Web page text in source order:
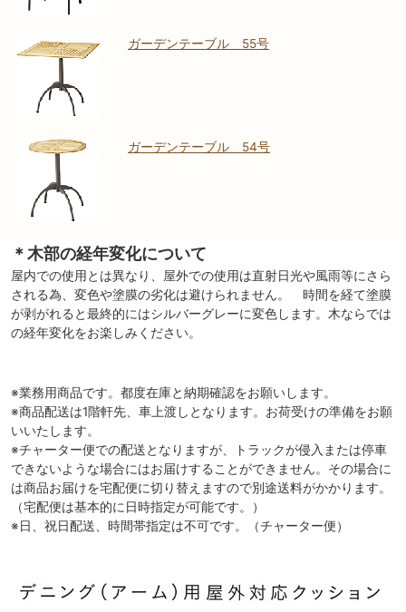
ガーデンテーブル 55号
ガーデンテーブル 54号
＊木部の経年変化について
屋内での使用とは異なり、屋外での使用は直射日光や風雨等にさら
される為、変色や塗膜の劣化は避けられません。 時間を経て塗膜
が剥がれると最終的にはシルバーグレーに変色します。木ならでは
の経年変化をお楽しみください。
※業務用商品です。都度在庫と納期確認をお願いします。
※商品配送は1階軒先、車上渡しとなります。お荷受けの準備をお願
いいたします。
※チャーター便での配送となりますが、トラックが侵入または停車
できないような場合にはお届けすることができません。その場合に
は商品お届けを宅配便に切り替えますので別途送料がかかります。
（宅配便は基本的に日時指定が可能です。）
※日、祝日配送、時間帯指定は不可です。（チャーター便）